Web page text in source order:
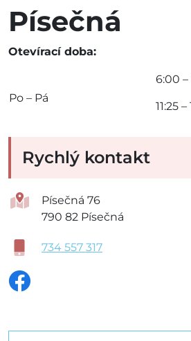
Písečná
Otevírací doba:
Po – Pá
6:00 –
11:25
Rychlý kontakt
Písečná 76
790 82 Písečná
734 557 317